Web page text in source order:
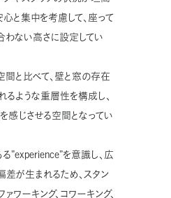
と集中を考慮して、座って
わない高さに設定してい
と比べて、壁と窓の存在
るような重層性を構成し、
を感じさせる空間となってい
”experience”を意識し、広
が生まれるため、スタン
ワーキング、コワーキング、